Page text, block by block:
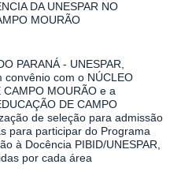
DA UNESPAR NO
MOURÃO
PARANÁ - UNESPAR,
com o NÚCLEO
CAMPO MOURÃO e a
DE CAMPO
de seleção para admissão
para participar do Programa
à Docência PIBID/UNESPAR,
por cada área